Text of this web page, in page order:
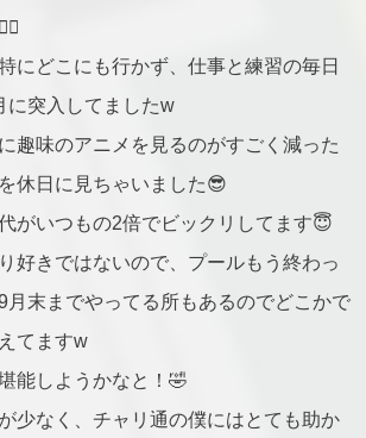
にどこにも行かず、仕事と練習の毎日
に突入してましたw
趣味のアニメを見るのがすごく減った
休日に見ちゃいました😎
がいつもの2倍でビックリしてます😇
好きではないので、プールもう終わっ
月末までやってる所もあるのでどこかで
てますw
能しようかなと！🤣
少なく、チャリ通の僕にはとても助か